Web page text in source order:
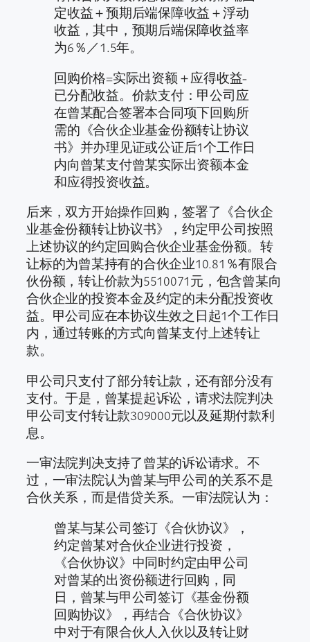
定收益＋预期后端保障收益＋浮动
收益，其中，预期后端保障收益率
为6％／1.5年。
回购价格=实际出资额＋应得收益-
已分配收益。价款支付：甲公司应
在曾某配合签署本合同项下回购所
需的《合伙企业基金份额转让协议
书》并办理见证或公证后1个工作日
内向曾某支付曾某实际出资额本金
和应得投资收益。
后来，双方开始操作回购，签署了《合伙企
业基金份额转让协议书》，约定甲公司按照
上述协议的约定回购合伙企业基金份额。转
让标的为曾某持有的合伙企业10.81％有限合
伙份额，转让价款为5510071元，包含曾某向
合伙企业的投资本金及约定的未分配投资收
益。甲公司应在本协议生效之日起1个工作日
内，通过转账的方式向曾某支付上述转让
款。
甲公司只支付了部分转让款，还有部分没有
支付。于是，曾某提起诉讼，请求法院判决
甲公司支付转让款309000元以及延期付款利
息。
一审法院判决支持了曾某的诉讼请求。不
过，一审法院认为曾某与甲公司的关系不是
合伙关系，而是借贷关系。一审法院认为：
曾某与某公司签订《合伙协议》，
约定曾某对合伙企业进行投资，
《合伙协议》中同时约定由甲公司
对曾某的出资份额进行回购，同
日，曾某与甲公司签订《基金份额
回购协议》，再结合《合伙协议》
中对于有限合伙人入伙以及转让财